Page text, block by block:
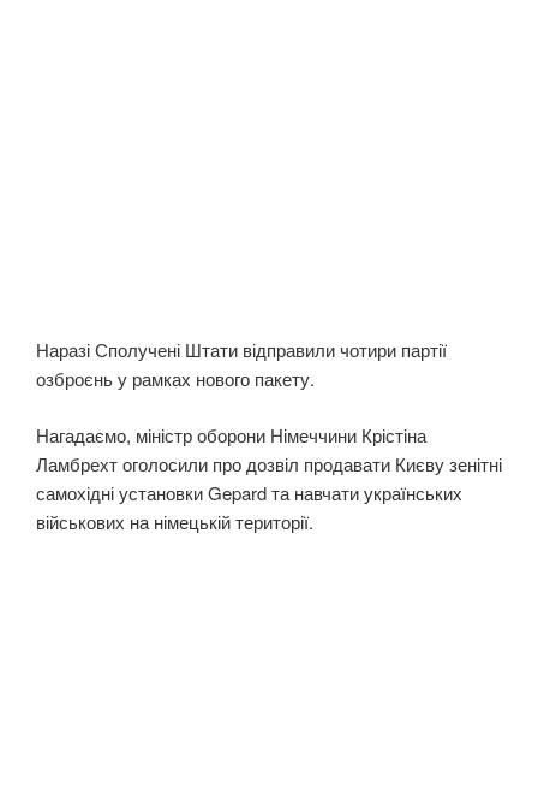
Наразі Сполучені Штати відправили чотири партії
озброєнь у рамках нового пакету.
Нагадаємо, міністр оборони Німеччини Крістіна
Ламбрехт оголосили про дозвіл продавати Києву зенітні
самохідні установки Gepard та навчати українських
військових на німецькій території.